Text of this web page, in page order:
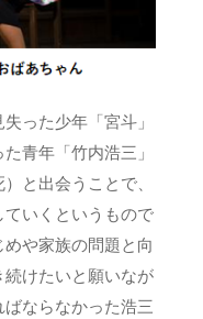
った少年「宮斗」
青年「竹内浩三」
と出会うことで、
ていくというもので
や家族の問題と向
けたいと願いなが
ならなかった浩三